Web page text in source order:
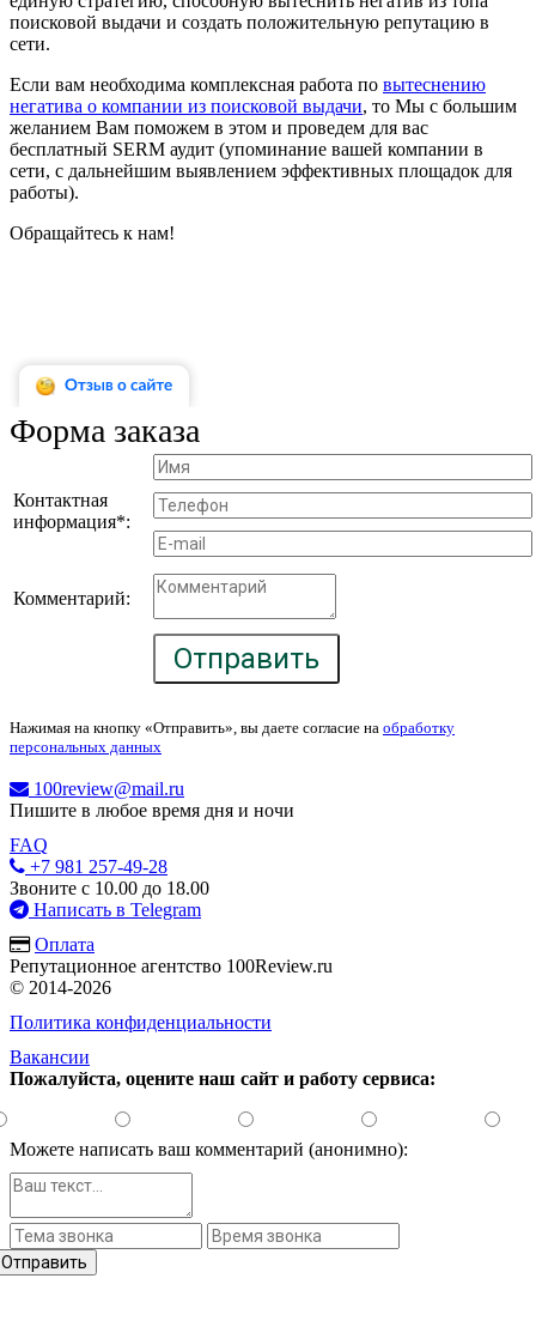
поисковой выдачи и создать положительную репутацию в
сети.
Если вам необходима комплексная работа по вытеснению
негатива о компании из поисковой выдачи, то Мы с большим
желанием Вам поможем в этом и проведем для вас
бесплатный SERM аудит (упоминание вашей компании в
сети, с дальнейшим выявлением эффективных площадок для
работы).
Обращайтесь к нам!
Форма заказа
Контактная
информация*:
Комментарий:
Отправить
Нажимая на кнопку «Отправить», вы даете согласие на обработку
персональных данных
100review@mail.ru
Пишите в любое время дня и ночи
FAQ
+7 981 257-49-28
Звоните с 10.00 до 18.00
Написать в Telegram
Оплата
Репутационное агентство 100Review.ru
© 2014-2026
Политика конфиденциальности
Вакансии
Пожалуйста, оцените наш сайт и работу сервиса:
Можете написать ваш комментарий (анонимно):
Отправить